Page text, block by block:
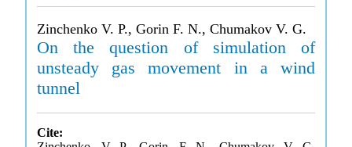
Zinchenko V. P., Gorin F. N., Chumakov V. G.
On the question of simulation of
unsteady gas movement in a wind
tunnel
Cite: